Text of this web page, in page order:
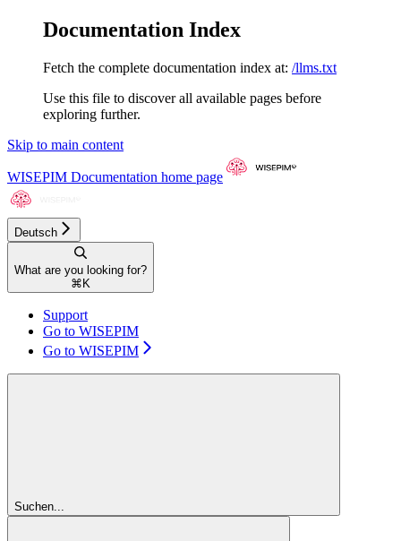
Documentation Index
Fetch the complete documentation index at: /llms.txt
Use this file to discover all available pages before
exploring further.
Skip to main content
WISEPIM Documentation home page
Deutsch
What are you looking for?
⌘ K
Support
Go to WISEPIM
Go to WISEPIM
Suchen...